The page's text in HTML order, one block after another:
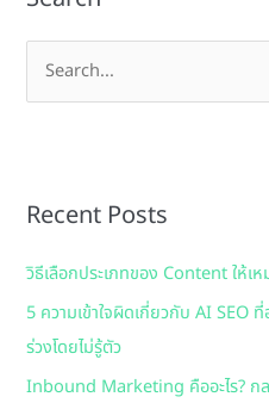
e
c
f
o
r
:
Recent Posts
วิธีเลือกประเภทของ Content ให้เ
5 ความเข้าใจผิดเกี่ยวกับ AI SEO
ร่วงโดยไม่รู้ตัว
Inbound Marketing คืออะไร?